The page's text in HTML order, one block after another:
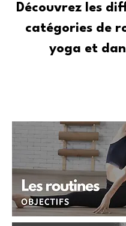
Découvrez les
catégories de
yoga et